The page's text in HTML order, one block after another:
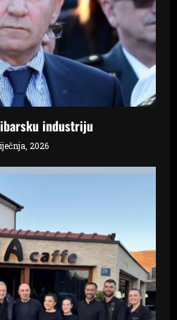
industriju
2026